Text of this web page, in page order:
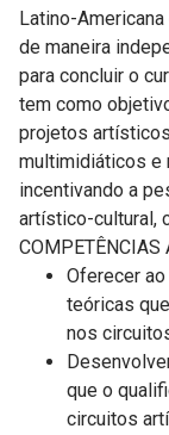
Latino-
de maneira
para concluir o
tem como
projetos
multimidiáticos e
incentivando a
artístico-cultural,
COMPETÊNCIAS
Oferecer
teóricas
nos
que o
circuitos